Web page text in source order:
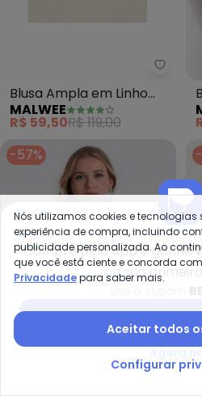
Blusa Ampla em Linho
Plus (Off White)
MALWEE
R$ 59,50R$ 119,00
-57%
Compre pelo app e ganhe
na sua
Nós utilizamos cookies e
experiência de compra, incluindo
publicidade personalizada. Ao
que você está ciente e concorda
Privacidadepara saber mais.
Aceitar todos
Configurar